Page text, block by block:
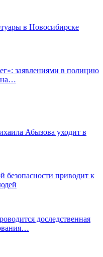
в Новосибирске
заявлениями в полицию
на…
Абызова уходит в
приводит к
доследственная